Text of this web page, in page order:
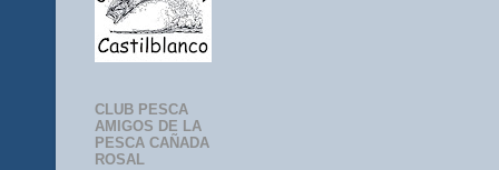
CLUB PESCA
AMIGOS DE LA
PESCA CAÑADA
ROSAL